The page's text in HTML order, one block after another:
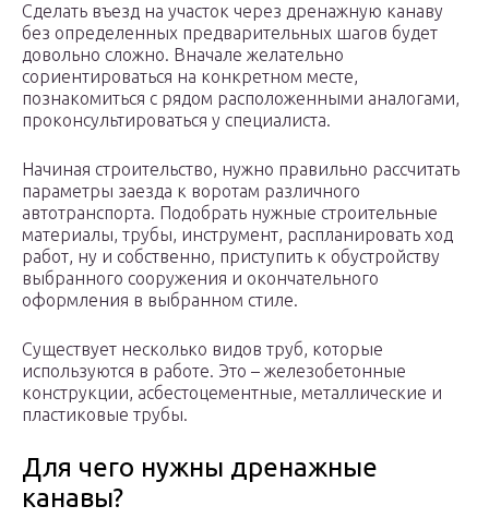
Сделать въезд на участок через дренажную канаву
без определенных предварительных шагов будет
довольно сложно. Вначале желательно
сориентироваться на конкретном месте,
познакомиться с рядом расположенными аналогами,
проконсультироваться у специалиста.
Начиная строительство, нужно правильно рассчитать
параметры заезда к воротам различного
автотранспорта. Подобрать нужные строительные
материалы, трубы, инструмент, распланировать ход
работ, ну и собственно, приступить к обустройству
выбранного сооружения и окончательного
оформления в выбранном стиле.
Существует несколько видов труб, которые
используются в работе. Это – железобетонные
конструкции, асбестоцементные, металлические и
пластиковые трубы.
Для чего нужны дренажные
канавы?